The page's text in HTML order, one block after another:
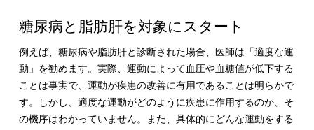
糖尿病と脂肪肝を対象にスタート
例えば、糖尿病や脂肪肝と診断された場合、医師は「適度な運
動」を勧めます。実際、運動によって血圧や血糖値が低下する
ことは事実で、運動が疾患の改善に有用であることは明らかで
す。しかし、適度な運動がどのように疾患に作用するのか、そ
の機序はわかっていません。また、具体的にどんな運動をする